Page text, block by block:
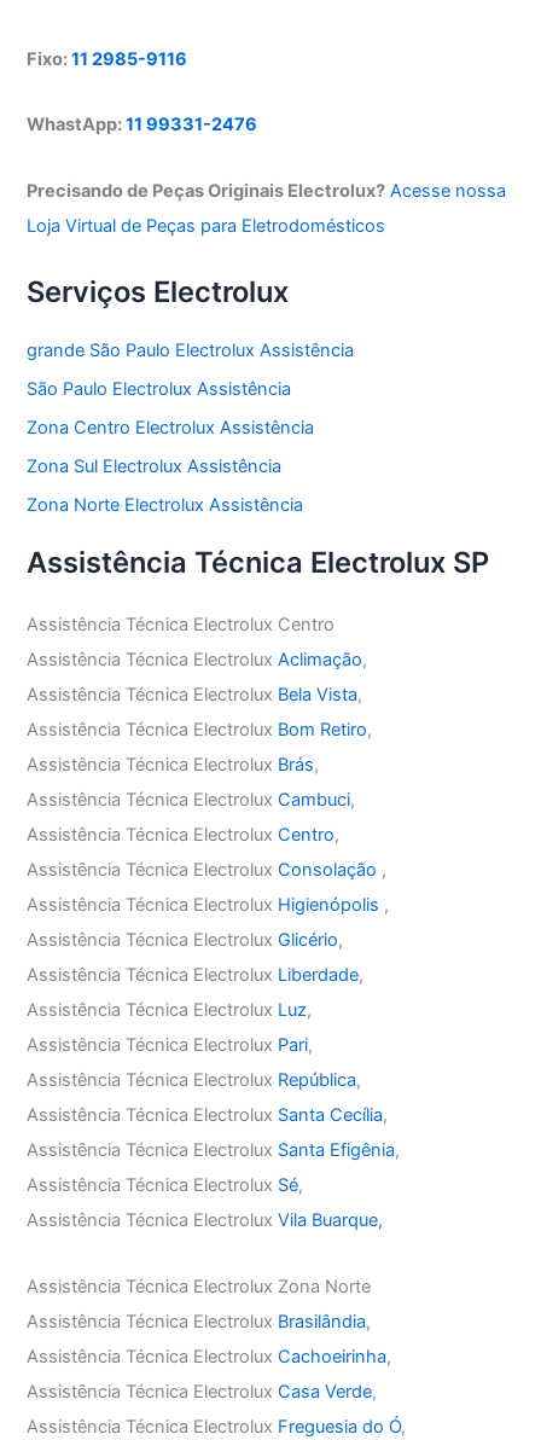
Fixo:11 2985-9116
WhastApp:11 99331-2476
Precisando de Peças Originais Electrolux? Acesse nossa
Loja Virtual de Peças para Eletrodomésticos
Serviços Electrolux
grande São Paulo Electrolux Assistência
São Paulo Electrolux Assistência
Zona Centro Electrolux Assistência
Zona Sul Electrolux Assistência
Zona Norte Electrolux Assistência
Assistência Técnica Electrolux SP
Assistência Técnica Electrolux Centro
Assistência Técnica ElectroluxAclimação,
Assistência Técnica Electrolux Bela Vista,
Assistência Técnica Electrolux Bom Retiro,
Assistência Técnica Electrolux Brás,
Assistência Técnica ElectroluxCambuci,
Assistência Técnica ElectroluxCentro,
Assistência Técnica ElectroluxConsolação ,
Assistência Técnica Electrolux Higienópolis ,
Assistência Técnica ElectroluxGlicério,
Assistência Técnica Electrolux Liberdade,
Assistência Técnica Electrolux Luz,
Assistência Técnica Electrolux Pari,
Assistência Técnica Electrolux República,
Assistência Técnica Electrolux Santa Cecília,
Assistência Técnica Electrolux Santa Efigênia,
Assistência Técnica Electrolux Sé,
Assistência Técnica ElectroluxVila Buarque,
Assistência Técnica Electrolux Zona Norte
Assistência Técnica Electrolux Brasilândia,
Assistência Técnica ElectroluxCachoeirinha,
Assistência Técnica ElectroluxCasa Verde,
Assistência Técnica Electrolux Freguesia do Ó,